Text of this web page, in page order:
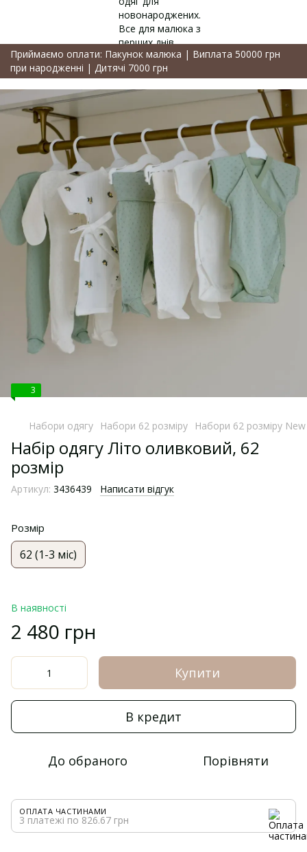
Приймаємо оплати: Пакунок малюка | Виплата 50000 грн
при народженні | Дитячі 7000 грн
3
Набори одягу Набори 62 розміру Набори 62 розміру
Набір одягу Літо оливковий, 62
розмір
Артикул: 3436439 Написати відгук
Розмір
62 (1-3 міс)
В наявності
2 480 грн
Купити
В кредит
До обраного Порівняти
ОПЛАТА ЧАСТИНАМИ
3 платежі по 826.67 грн